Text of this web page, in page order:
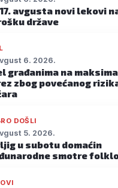
avgusta novi lekovi
države
6. 2026.
građanima na
zbog povećanog
DOŠLI
5. 2026.
u subotu domaćin
smotre